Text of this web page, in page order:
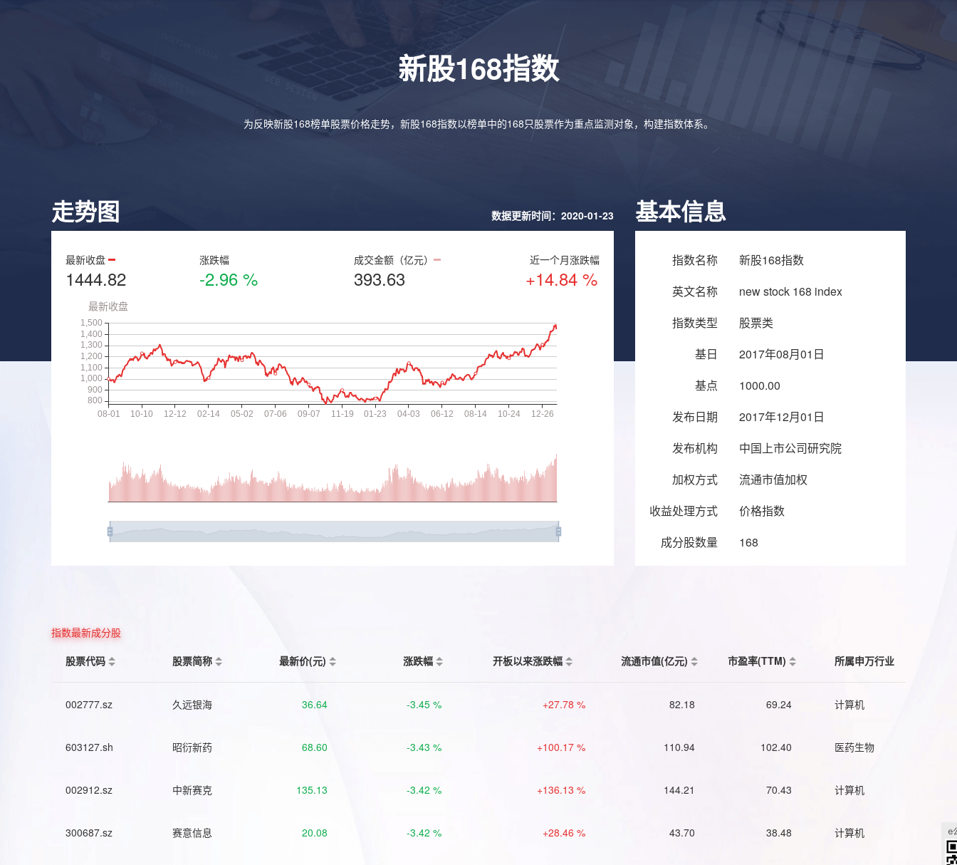
新股168指数
为反映新股168榜单股票价格走势，新股168指数以榜单中的168只股票作为重点监测对象，构建指数体系。
走势图 数据更新时间：2020-01-23
最新收盘
1444.82
涨跌幅
-2.96 %
成交金额（亿元）
393.63
近一个月涨跌幅
+14.84 %
基本信息
指数名称
新股168指数
英文名称
new stock 168 index
指数类型
股票类
基日
2017年08月01日
基点
1000.00
发布日期
2017年12月01日
发布机构
中国上市公司研究院
加权方式
流通市值加权
收益处理方式
价格指数
成分股数量
168
指数最新成分股
股票代码
股票简称 最新价(元) 涨跌幅 开板以来涨跌幅 流通市值(亿元) 市盈率(TTM) 所属申万行业
002777.sz 久远银海 36.64 -3.45 % +27.78 % 82.18 69.24 计算机
603127.sh 昭衍新药 68.60 -3.43 % +100.17 % 110.94 102.40 医药生物
002912.sz 中新赛克 135.13 -3.42 % +136.13 % 144.21 70.43 计算机
300687.sz 赛意信息 20.08 -3.42 % +28.46 % 43.70 38.48 计算机